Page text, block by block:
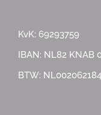
KvK: 69293759
IBAN: NL82 KNAB
BTW: